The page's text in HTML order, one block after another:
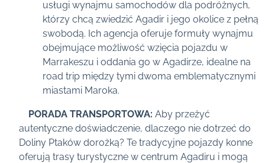
usługi wynajmu samochodów dla podróżnych,
którzy chcą zwiedzić Agadir i jego okolice z pełną
swobodą. Ich agencja oferuje formuły wynajmu
obejmujące możliwość wzięcia pojazdu w
Marrakeszu i oddania go w Agadirze, idealne na
road trip między tymi dwoma emblematycznymi
miastami Maroka.
PORADA TRANSPORTOWA: Aby przeżyć
autentyczne doświadczenie, dlaczego nie dotrzeć do
Doliny Ptaków dorożką? Te tradycyjne pojazdy konne
oferują trasy turystyczne w centrum Agadiru i mogą